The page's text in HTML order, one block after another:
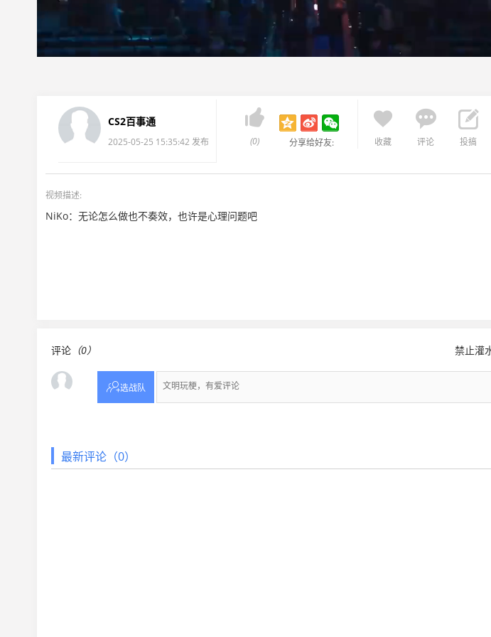
CS2百事通
2025-05-25 15:35:42 发布

(0) 分享给好友:

收藏

评论

投搞
视频描述:
NiKo：无论怎么做也不奏效，也许是心理问题吧
禁止灌
评论 （0）
选战队
最新评论（0）